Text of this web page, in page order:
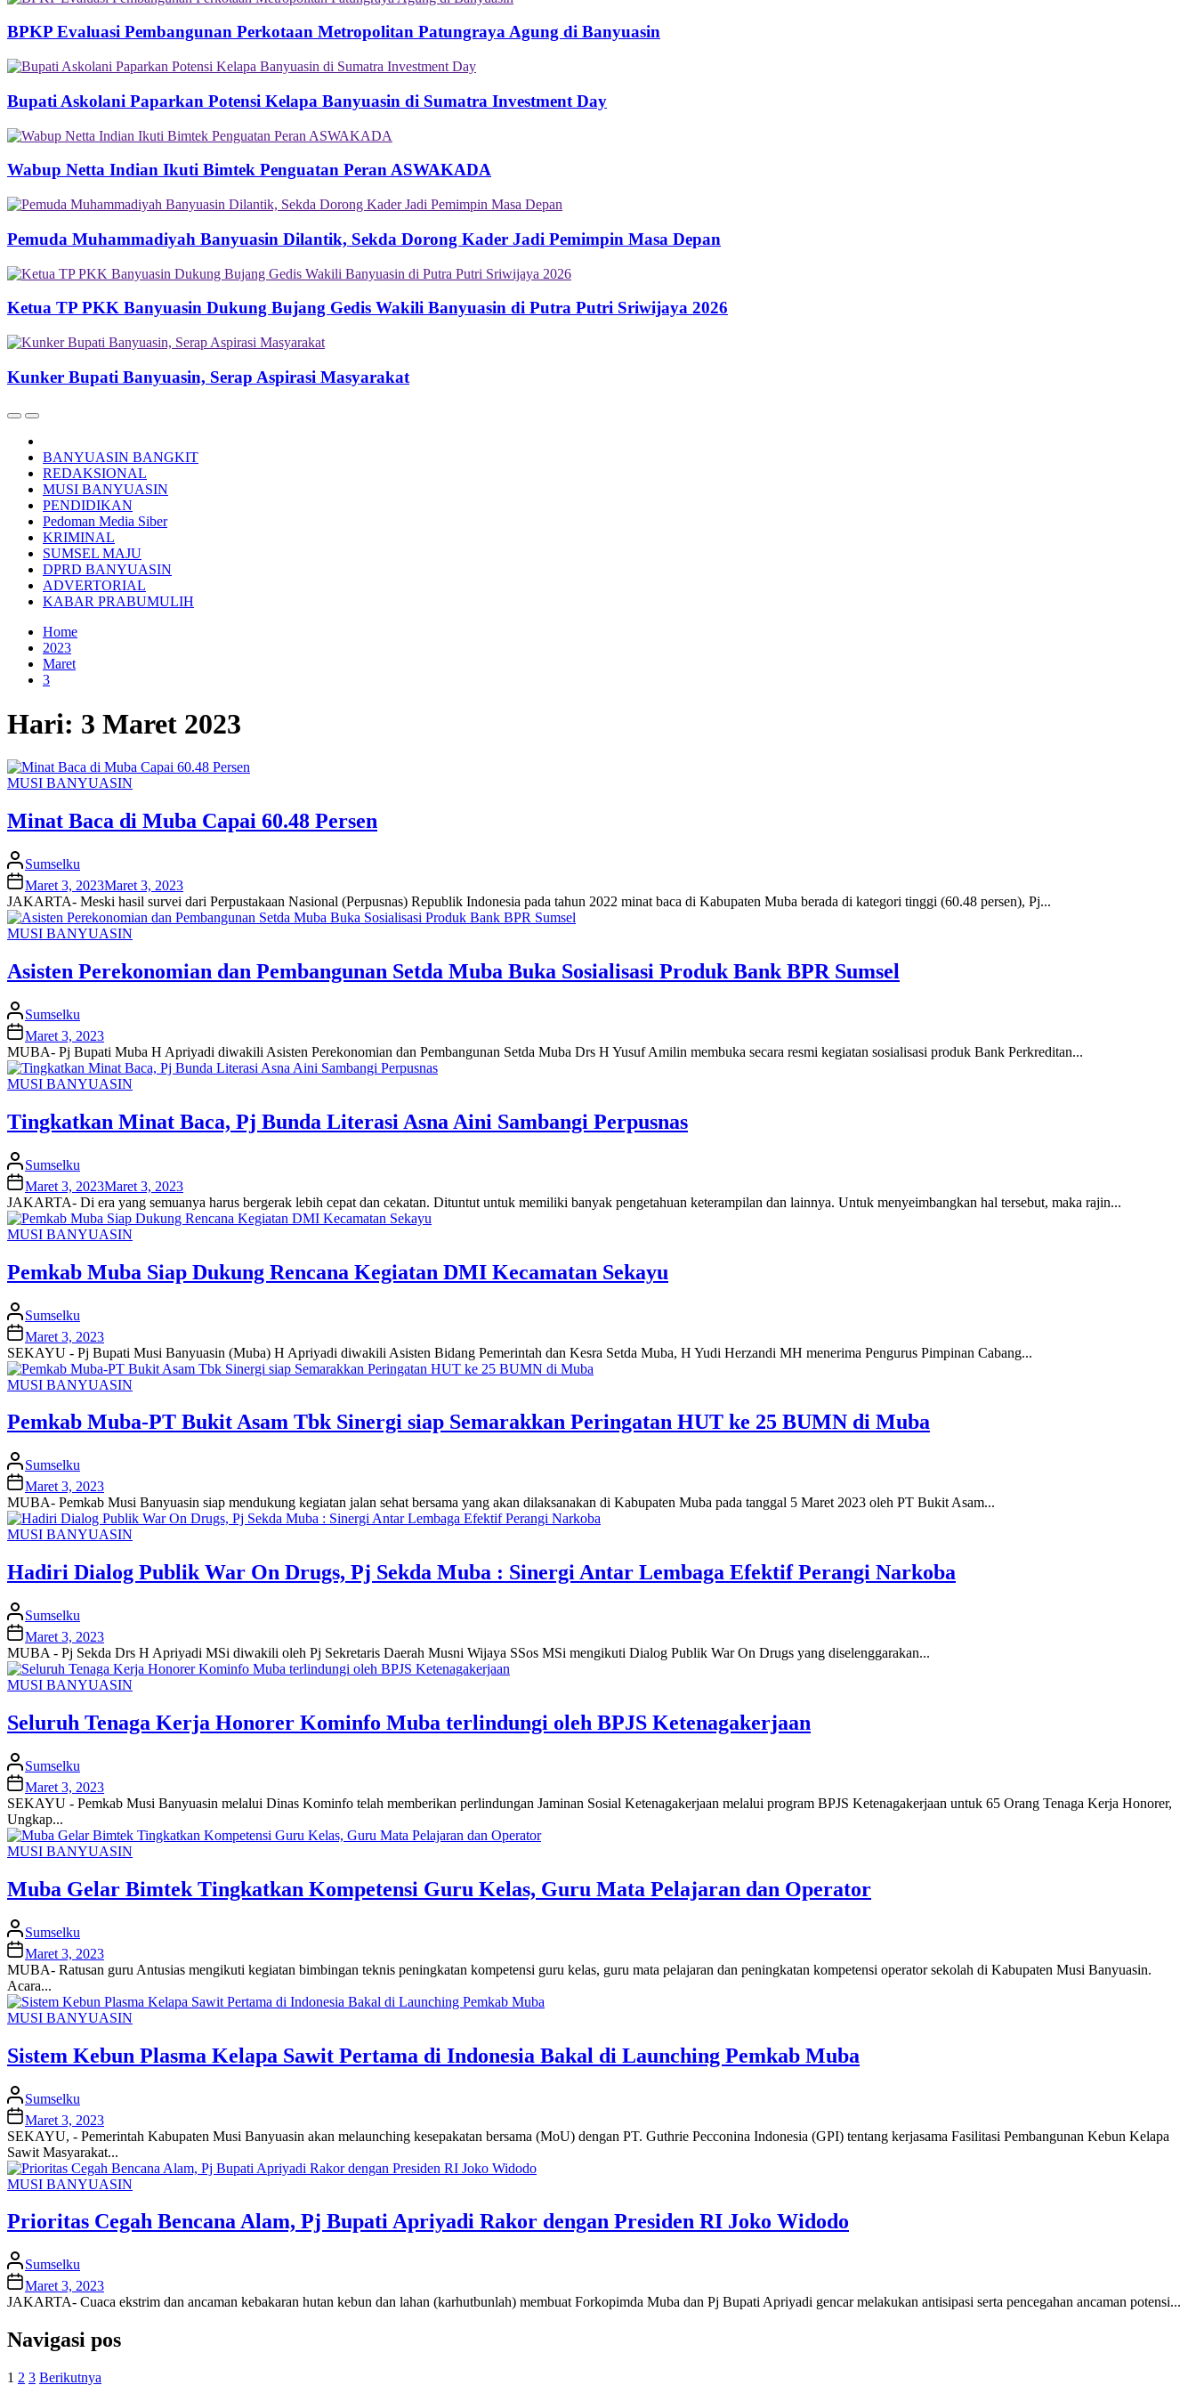
BPKP Evaluasi Pembangunan Perkotaan Metropolitan Patungraya Agung di Banyuasin
Bupati Askolani Paparkan Potensi Kelapa Banyuasin di Sumatra Investment Day
Wabup Netta Indian Ikuti Bimtek Penguatan Peran ASWAKADA
Pemuda Muhammadiyah Banyuasin Dilantik, Sekda Dorong Kader Jadi Pemimpin Masa Depan
Ketua TP PKK Banyuasin Dukung Bujang Gedis Wakili Banyuasin di Putra Putri Sriwijaya 2026
Kunker Bupati Banyuasin, Serap Aspirasi Masyarakat
BANYUASIN BANGKIT
REDAKSIONAL
MUSI BANYUASIN
PENDIDIKAN
Pedoman Media Siber
KRIMINAL
SUMSEL MAJU
DPRD BANYUASIN
ADVERTORIAL
KABAR PRABUMULIH
Home
2023
Maret
3
Hari: 3 Maret 2023
MUSI BANYUASIN
Minat Baca di Muba Capai 60.48 Persen
Sumselku
Maret 3, 2023Maret 3, 2023
JAKARTA- Meski hasil survei dari Perpustakaan Nasional (Perpusnas) Republik Indonesia pada tahun 2022 minat baca di Kabupaten Muba berada di kategori tinggi (60.48 persen), Pj...
MUSI BANYUASIN
Asisten Perekonomian dan Pembangunan Setda Muba Buka Sosialisasi Produk Bank BPR Sumsel
Sumselku
Maret 3, 2023
MUBA- Pj Bupati Muba H Apriyadi diwakili Asisten Perekonomian dan Pembangunan Setda Muba Drs H Yusuf Amilin membuka secara resmi kegiatan sosialisasi produk Bank Perkreditan...
MUSI BANYUASIN
Tingkatkan Minat Baca, Pj Bunda Literasi Asna Aini Sambangi Perpusnas
Sumselku
Maret 3, 2023Maret 3, 2023
JAKARTA- Di era yang semuanya harus bergerak lebih cepat dan cekatan. Dituntut untuk memiliki banyak pengetahuan keterampilan dan lainnya. Untuk menyeimbangkan hal tersebut, maka rajin...
MUSI BANYUASIN
Pemkab Muba Siap Dukung Rencana Kegiatan DMI Kecamatan Sekayu
Sumselku
Maret 3, 2023
SEKAYU - Pj Bupati Musi Banyuasin (Muba) H Apriyadi diwakili Asisten Bidang Pemerintah dan Kesra Setda Muba, H Yudi Herzandi MH menerima Pengurus Pimpinan Cabang...
MUSI BANYUASIN
Pemkab Muba-PT Bukit Asam Tbk Sinergi siap Semarakkan Peringatan HUT ke 25 BUMN di Muba
Sumselku
Maret 3, 2023
MUBA- Pemkab Musi Banyuasin siap mendukung kegiatan jalan sehat bersama yang akan dilaksanakan di Kabupaten Muba pada tanggal 5 Maret 2023 oleh PT Bukit Asam...
MUSI BANYUASIN
Hadiri Dialog Publik War On Drugs, Pj Sekda Muba : Sinergi Antar Lembaga Efektif Perangi Narkoba
Sumselku
Maret 3, 2023
MUBA - Pj Sekda Drs H Apriyadi MSi diwakili oleh Pj Sekretaris Daerah Musni Wijaya SSos MSi mengikuti Dialog Publik War On Drugs yang diselenggarakan...
MUSI BANYUASIN
Seluruh Tenaga Kerja Honorer Kominfo Muba terlindungi oleh BPJS Ketenagakerjaan
Sumselku
Maret 3, 2023
SEKAYU - Pemkab Musi Banyuasin melalui Dinas Kominfo telah memberikan perlindungan Jaminan Sosial Ketenagakerjaan melalui program BPJS Ketenagakerjaan untuk 65 Orang Tenaga Kerja Honorer,
Ungkap...
MUSI BANYUASIN
Muba Gelar Bimtek Tingkatkan Kompetensi Guru Kelas, Guru Mata Pelajaran dan Operator
Sumselku
Maret 3, 2023
MUBA- Ratusan guru Antusias mengikuti kegiatan bimbingan teknis peningkatan kompetensi guru kelas, guru mata pelajaran dan peningkatan kompetensi operator sekolah di Kabupaten Musi Banyuasin.
Acara...
MUSI BANYUASIN
Sistem Kebun Plasma Kelapa Sawit Pertama di Indonesia Bakal di Launching Pemkab Muba
Sumselku
Maret 3, 2023
SEKAYU, - Pemerintah Kabupaten Musi Banyuasin akan melaunching kesepakatan bersama (MoU) dengan PT. Guthrie Pecconina Indonesia (GPI) tentang kerjasama Fasilitasi Pembangunan Kebun Kelapa
Sawit Masyarakat...
MUSI BANYUASIN
Prioritas Cegah Bencana Alam, Pj Bupati Apriyadi Rakor dengan Presiden RI Joko Widodo
Sumselku
Maret 3, 2023
JAKARTA- Cuaca ekstrim dan ancaman kebakaran hutan kebun dan lahan (karhutbunlah) membuat Forkopimda Muba dan Pj Bupati Apriyadi gencar melakukan antisipasi serta pencegahan ancaman potensi...
Navigasi pos
1 2 3 Berikutnya